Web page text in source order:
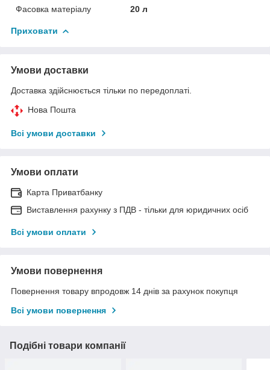
Фасовка матеріалу 20 л
Приховати
Умови доставки
Доставка здійснюється тільки по передоплаті.
Нова Пошта
Всі умови доставки
Умови оплати
Карта Приватбанку
Виставлення рахунку з ПДВ - тільки для юридичних осіб
Всі умови оплати
Умови повернення
Повернення товару впродовж 14 днів за рахунок покупця
Всі умови повернення
Подібні товари компанії